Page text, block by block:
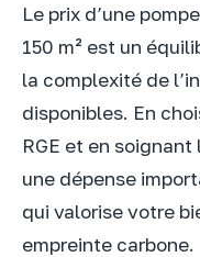
Le prix d’une
150 m² est un
la complexité de
disponibles. En
RGE et en
une dépense
qui valorise votre
empreinte carbone.